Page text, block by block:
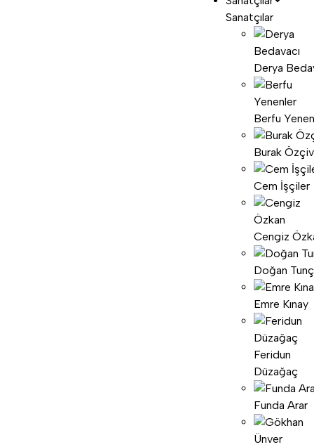
Sanatçılar
Derya
Berfu
Burak
Cem İşçiler
Cengiz
Doğan
Emre Kınay
Feridun
Düzağaç
Funda Arar